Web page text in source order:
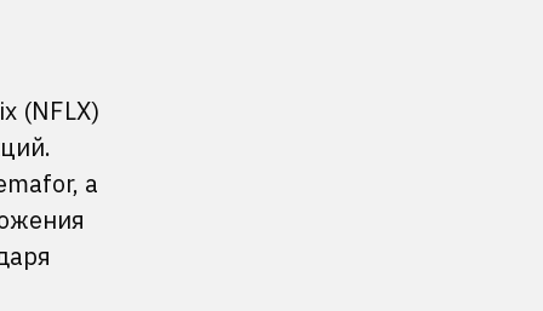
(NFLX)
а